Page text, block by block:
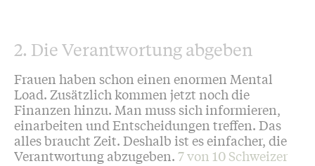
2. Die Verantwortung abgeben
​Frauen haben schon einen enormen Mental
Load. Zusätzlich kommen jetzt noch die
Finanzen hinzu. Man muss sich informieren,
einarbeiten und Entscheidungen treffen. Das
alles braucht Zeit. Deshalb ist es einfacher, die
Verantwortung abzugeben.7 von 10 Schweizer